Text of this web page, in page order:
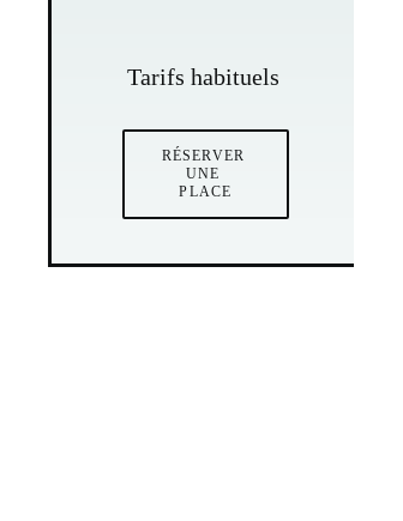
Tarifs habituels
RÉSERVER
UNE
PLACE